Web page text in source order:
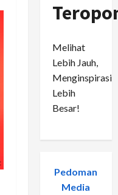
Melihat
Lebih Jauh,
Menginspirasi
Lebih
Besar!
Pedoman
Media